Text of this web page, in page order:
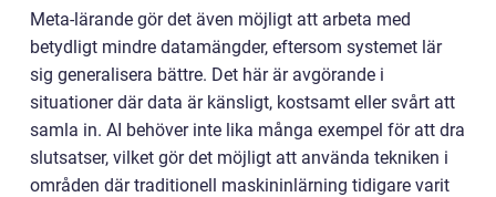
Meta-lärande gör det även möjligt att arbeta med
betydligt mindre datamängder, eftersom systemet lär
sig generalisera bättre. Det här är avgörande i
situationer där data är känsligt, kostsamt eller svårt att
samla in. AI behöver inte lika många exempel för att dra
slutsatser, vilket gör det möjligt att använda tekniken i
områden där traditionell maskininlärning tidigare varit